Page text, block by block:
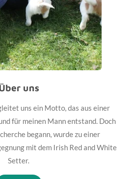
uns
uns ein Motto, das aus einer
für meinen Mann entstand. Doch
begann, wurde zu einer
mit dem Irish Red and White
Setter.